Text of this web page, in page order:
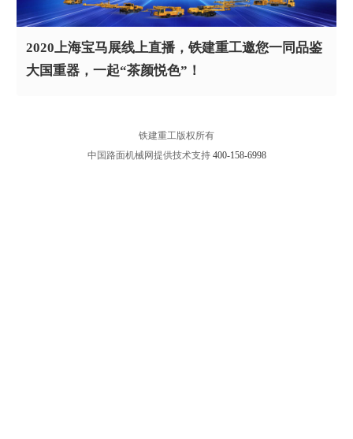
2020上海宝马展线上直播，铁建重工邀您一同品鉴
大国重器，一起“茶颜悦色”！
铁建重工版权所有
中国路面机械网提供技术支持 400-158-6998